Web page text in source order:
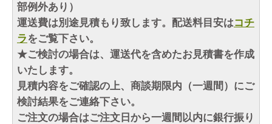
部例外あり）
運送費は別途見積もり致します。配送料目安はコチ
ラをご覧下さい。
★ご検討の場合は、運送代を含めたお見積書を作成
いたします。
見積内容をご確認の上、商談期限内（一週間）にご
検討結果をご連絡下さい。
ご注文の場合はご注文日から一週間以内に銀行振り